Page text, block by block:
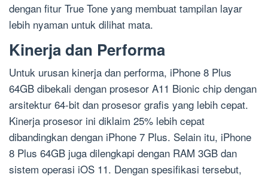
dengan fitur True Tone yang membuat tampilan layar
lebih nyaman untuk dilihat mata.
Kinerja dan Performa
Untuk urusan kinerja dan performa, iPhone 8 Plus
64GB dibekali dengan prosesor A11 Bionic chip dengan
arsitektur 64-bit dan prosesor grafis yang lebih cepat.
Kinerja prosesor ini diklaim 25% lebih cepat
dibandingkan dengan iPhone 7 Plus. Selain itu, iPhone
8 Plus 64GB juga dilengkapi dengan RAM 3GB dan
sistem operasi iOS 11. Dengan spesifikasi tersebut,